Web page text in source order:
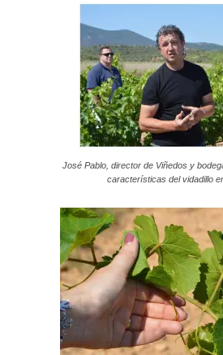
José Pablo, director de Viñedos y
características del vidadillo